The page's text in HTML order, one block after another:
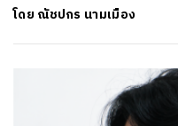
โดย ณัชปกร นามเมือง